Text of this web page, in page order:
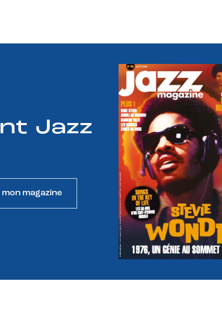
Jazz
magazine